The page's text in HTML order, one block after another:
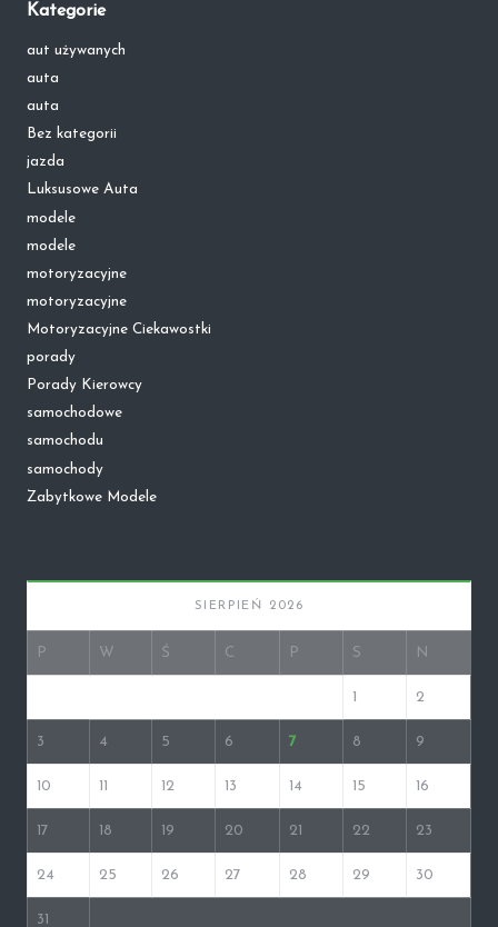
Kategorie
aut używanych
auta
auta
Bez kategorii
jazda
Luksusowe Auta
modele
modele
motoryzacyjne
motoryzacyjne
Motoryzacyjne Ciekawostki
porady
Porady Kierowcy
samochodowe
samochodu
samochody
Zabytkowe Modele
SIERPIEŃ 2026
P W Ś C P S N
1 2
3 4 5 6 7 8 9
10 11 12 13 14 15 16
17 18 19 20 21 22 23
24 25 26 27 28 29 30
31